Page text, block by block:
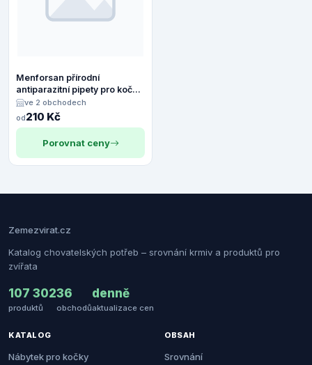
Menforsan přírodní
antiparazitní pipety pro kočky
2x1,5ml
ve 2 obchodech
od210 Kč
Porovnat ceny
Zemezvirat.cz
Katalog chovatelských potřeb – srovnání krmiv a produktů pro
zvířata
107 302
produktů
36
obchodů
denně
aktualizace cen
KATALOG
Nábytek pro kočky
OBSAH
Srovnání